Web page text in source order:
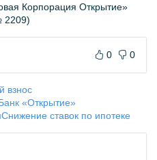
Корпорация Открытие»
2209)
0 0
взнос
«Открытие»
Снижение ставок по ипотеке